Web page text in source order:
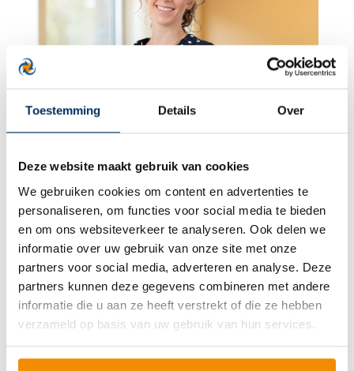
Toestemming Details Over
Deze website maakt gebruik van cookies
We gebruiken cookies om content en advertenties te
personaliseren, om functies voor social media te bieden
en om ons websiteverkeer te analyseren. Ook delen we
informatie over uw gebruik van onze site met onze
partners voor social media, adverteren en analyse. Deze
partners kunnen deze gegevens combineren met andere
informatie die u aan ze heeft verstrekt of die ze hebben
verzameld op basis van uw gebruik van hun services.
Angélique Verhagen-van Horik
MSc RB
Klik om telefoonnummer te zien
a.verhagen@verstegenaccountants.nl